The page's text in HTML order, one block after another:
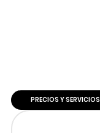
PRECIOS Y SERVICIOS